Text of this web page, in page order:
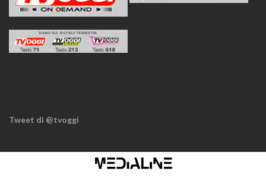
Tweet di @tvoggi